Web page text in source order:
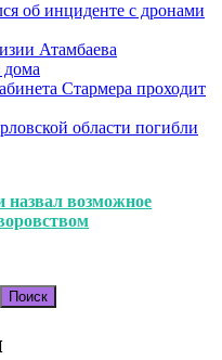
об инциденте с дронами
Атамбаева
дома
Стармера проходит
области погибли
назвал возможное
Поиск